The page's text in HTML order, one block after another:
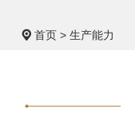
首页> 生产能力